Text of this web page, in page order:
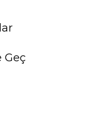
Geç